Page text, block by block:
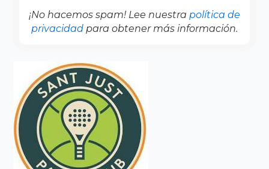
¡No hacemos spam! Lee nuestra política de
privacidad para obtener más información.